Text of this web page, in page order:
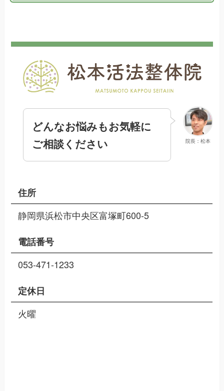
院長：松本
どんなお悩みもお気軽に
ご相談ください
住所
静岡県浜松市中央区富塚町600-5
電話番号
053-471-1233
定休日
火曜